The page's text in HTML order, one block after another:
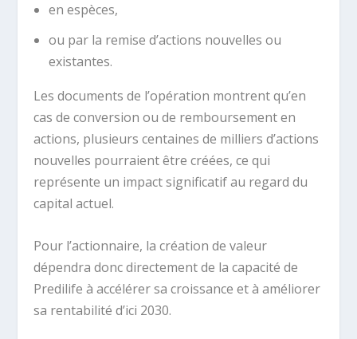
en espèces,
ou par la remise d’actions nouvelles ou
existantes.
Les documents de l’opération montrent qu’en
cas de conversion ou de remboursement en
actions, plusieurs centaines de milliers d’actions
nouvelles pourraient être créées, ce qui
représente un impact significatif au regard du
capital actuel.
Pour l’actionnaire, la création de valeur
dépendra donc directement de la capacité de
Predilife à accélérer sa croissance et à améliorer
sa rentabilité d’ici 2030.